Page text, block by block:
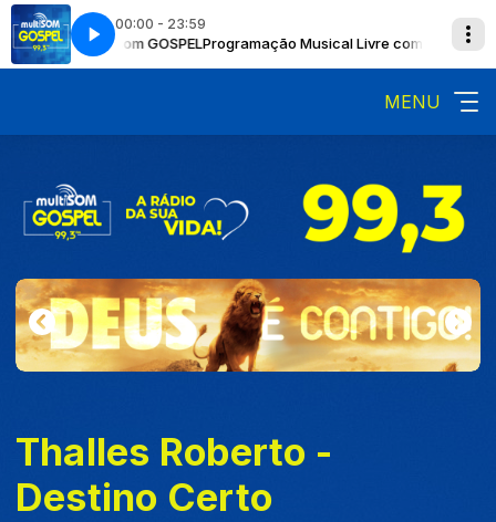
00:00 - 23:59
com Multisom GOSPELProgramação Musical Livre com Multisom
Now Playing info goes here
MENU
Thalles Roberto -
Destino Certo